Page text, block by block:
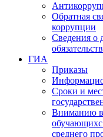
Обратная
коррупции
Сведения о
ГИА
Приказы
Сроки и
Вниманию
среднего